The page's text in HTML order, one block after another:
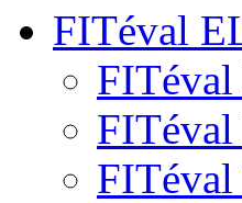
FITéval